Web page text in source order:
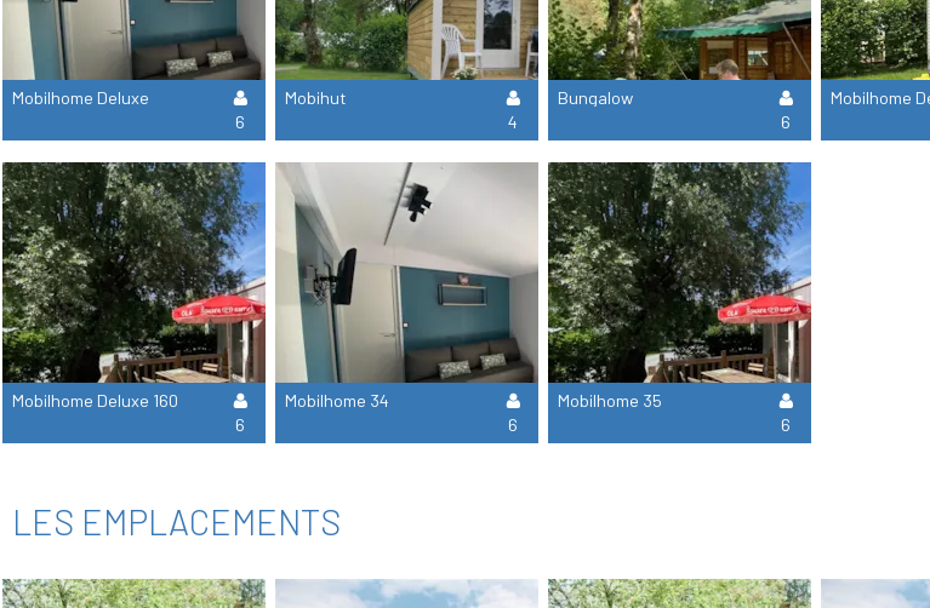
Mobilhome Deluxe
6
Mobihut
4
Bungalow
6
Mobilhome
Mobilhome Deluxe 160
6
Mobilhome 34
6
Mobilhome 35
6
LES EMPLACEMENTS